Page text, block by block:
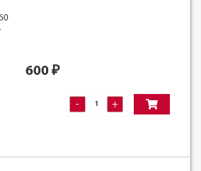
600 ₽
- +